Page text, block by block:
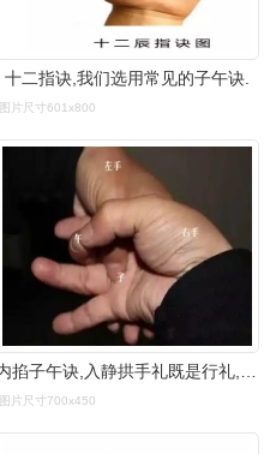
十二指诀,我们选用常见的子午诀.
图片尺寸601x800
图片尺寸700x450